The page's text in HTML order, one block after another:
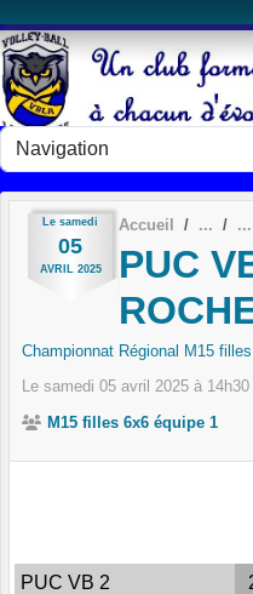
Le samedi
05
AVRIL 2025
Accueil
PUC
Championnat Régional M15
Le samedi 05 avril 2025 à 14h30
M15 filles 6x6 équipe 1
PUC VB 2